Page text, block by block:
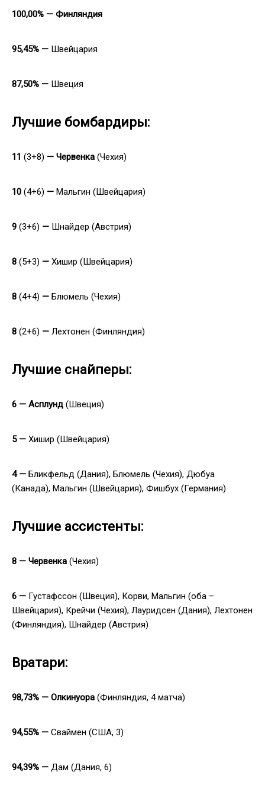
100,00% — Финляндия
95,45% — Швейцария
87,50% — Швеция
Лучшие бомбардиры:
11 (3+8) — Червенка (Чехия)
10 (4+6) — Мальгин (Швейцария)
9 (3+6) — Шнайдер (Австрия)
8 (5+3) — Хишир (Швейцария)
8 (4+4) — Блюмель (Чехия)
8 (2+6) — Лехтонен (Финляндия)
Лучшие снайперы:
6 — Асплунд (Швеция)
5 — Хишир (Швейцария)
4 — Бликфельд (Дания), Блюмель (Чехия), Дюбуа
(Канада), Мальгин (Швейцария), Фишбух (Германия)
Лучшие ассистенты:
8 — Червенка (Чехия)
6 — Густафссон (Швеция), Корви, Мальгин (оба –
Швейцария), Крейчи (Чехия), Лауридсен (Дания), Лехтонен
(Финляндия), Шнайдер (Австрия)
Вратари:
98,73% — Олкинуора (Финляндия, 4 матча)
94,55% — Сваймен (США, 3)
94,39% — Дам (Дания, 6)